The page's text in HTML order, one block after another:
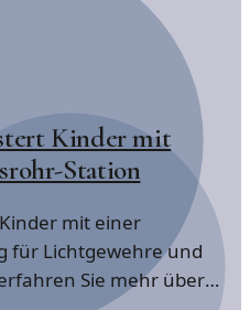
Kinder mit
Station
mit einer
für Lichtgewehre und
Sie mehr über